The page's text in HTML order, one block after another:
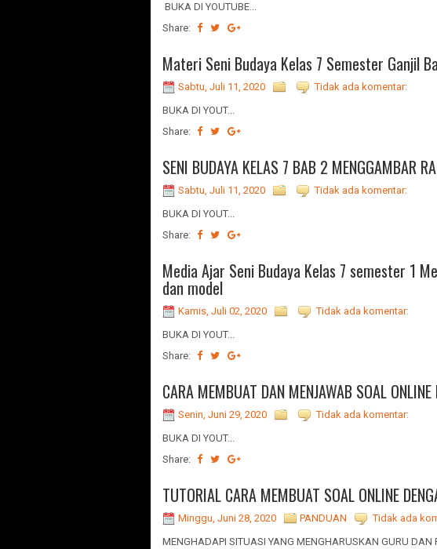
BUKA DI YOUTUBE...
Share:
Materi Seni Budaya Kelas 7 Semester Ganjil
Sabtu, Juli 11, 2020
Tidak ada komentar:
BUKA DI YOUT...
Share:
SENI BUDAYA KELAS 7 BAB 2 MENGGAMBAR
Sabtu, Juli 11, 2020
Tidak ada komentar:
BUKA DI YOUT...
Share:
Media Ajar Seni Budaya Kelas 7 semester 1
dan model
Kamis, Juli 02, 2020
Tidak ada komentar:
BUKA DI YOUT...
Share:
CARA MEMBUAT DAN MENJAWAB SOAL
Senin, Juni 29, 2020
Tidak ada komentar:
BUKA DI YOUT...
Share:
TUTORIAL CARA MEMBUAT SOAL ONLINE
Minggu, Juni 28, 2020 PANDUAN
Tidak ada
MENGHADAPI SITUASI YANG MENGHARUSKAN GURU DAN